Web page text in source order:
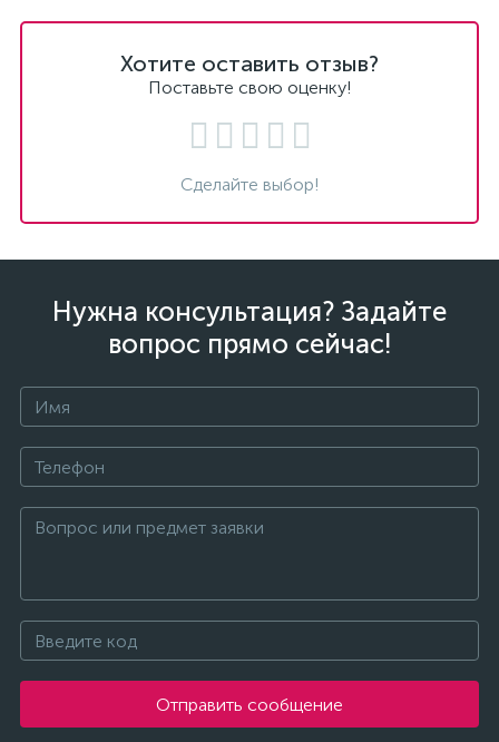
Хотите оставить отзыв?
Поставьте свою оценку!
Сделайте выбор!
Нужна консультация? Задайте
вопрос прямо сейчас!
Отправить сообщение